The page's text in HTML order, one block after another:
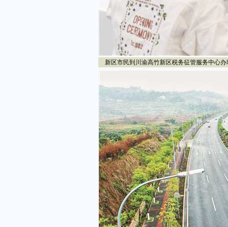
新区市民到川渝高竹新区税务征管服务中心办